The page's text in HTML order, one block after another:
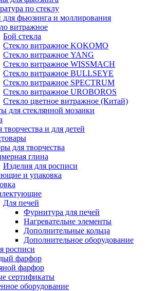
по стеклу
для фьюзинга и моллирования
витражное
Бой стекла
Стекло витражное KOKOMO
Стекло витражное YANG
Стекло витражное WISSMACH
Стекло витражное BULLSEYE
Стекло витражное SPECTRUM
Стекло витражное UROBOROS
Стекло цветное витражное (Китай)
для стеклянной мозаики
и для детей
для творчества
глина
Изделия для росписи
и упаковка
Для печей
Фурнитура для печей
Нагревательне элементы
Дополнительные кольца
Дополнительное оборудование
росписи
фарфор
фарфор
сертификаты
оборудование